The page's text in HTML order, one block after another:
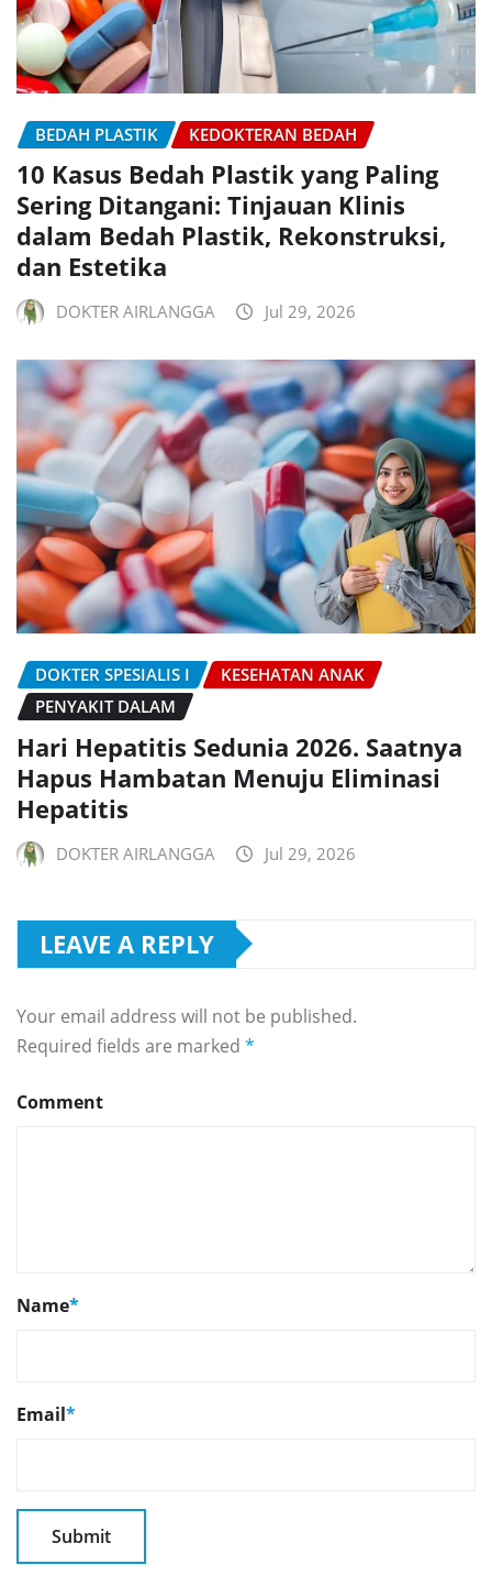
BEDAH PLASTIK KEDOKTERAN BEDAH
10 Kasus Bedah Plastik yang Paling
Sering Ditangani: Tinjauan Klinis
dalam Bedah Plastik, Rekonstruksi,
dan Estetika
DOKTER AIRLANGGA Jul 29, 2026
DOKTER SPESIALIS I
KESEHATAN ANAK
PENYAKIT DALAM
Hari Hepatitis Sedunia 2026. Saatnya
Hapus Hambatan Menuju Eliminasi
Hepatitis
DOKTER AIRLANGGA Jul 29, 2026
LEAVE A REPLY
Your email address will not be published.
Required fields are marked *
Comment
Name*
Email*